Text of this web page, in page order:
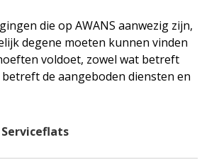
die op AWANS aanwezig zijn,
degene moeten kunnen vinden
voldoet, zowel wat betreft
de aangeboden diensten en
Serviceflats